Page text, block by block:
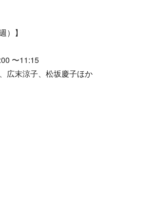
）】
〜11:15
広末涼子、松坂慶子ほか